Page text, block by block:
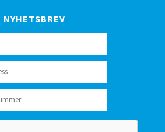
NYHETSBREV